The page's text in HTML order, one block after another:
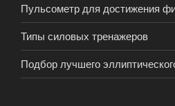
Пульсометр для достижения
Типы силовых тренажеров
Подбор лучшего